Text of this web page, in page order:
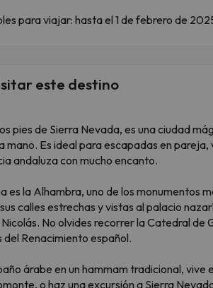
para viajar: hasta el 1 de febrero de
este destino
pies de Sierra Nevada, es una ciudad
mano. Es ideal para escapadas en
andaluza con mucho encanto.
es la Alhambra, uno de los monumentos
calles estrechas y vistas al palacio
No olvides recorrer la Catedral de
del Renacimiento español.
árabe en un hammam tradicional, vive
o haz una excursión a Sierra